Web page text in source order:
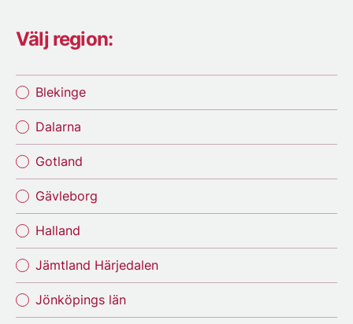
Välj region:
Blekinge
Dalarna
Gotland
Gävleborg
Halland
Jämtland Härjedalen
Jönköpings län